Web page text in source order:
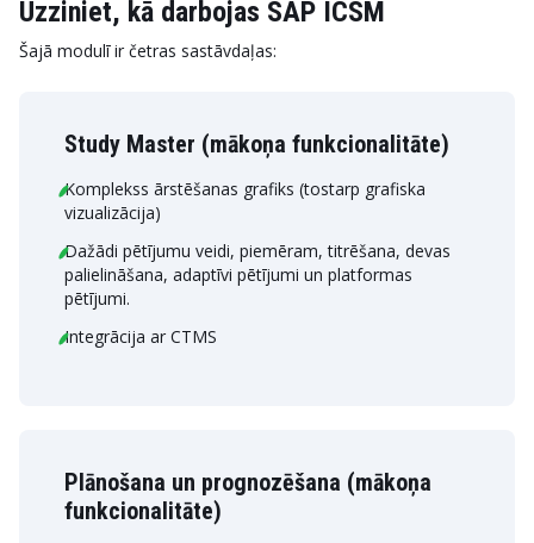
Uzziniet, kā darbojas SAP ICSM
Šajā modulī ir četras sastāvdaļas:
Study Master (mākoņa funkcionalitāte)
Komplekss ārstēšanas grafiks (tostarp grafiska
vizualizācija)
Dažādi pētījumu veidi, piemēram, titrēšana, devas
palielināšana, adaptīvi pētījumi un platformas
pētījumi.
Integrācija ar CTMS
Plānošana un prognozēšana (mākoņa
funkcionalitāte)